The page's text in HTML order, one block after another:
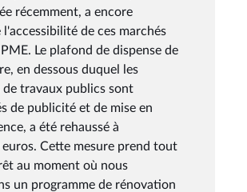
récemment, a encore
l'accessibilité de ces marchés
Le plafond de dispense de
en dessous duquel les
de travaux publics sont
de publicité et de mise en
a été rehaussé à
Cette mesure prend tout
au moment où nous
un programme de rénovation